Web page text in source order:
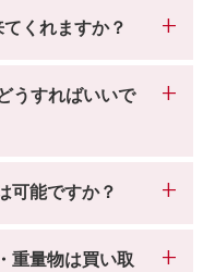
くれますか？
うすればいいで
可能ですか？
重量物は買い取